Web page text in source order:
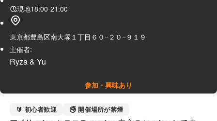
現地18:00-21:00
東京都豊島区南大塚１丁目６０−２０−９１９
主催者:
Ryza & Yu
参加・興味あり
🔰 初心者歓迎 🚭 開催場所が禁煙